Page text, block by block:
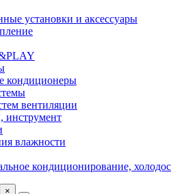
установки и аксессуары
кондиционеры
вентиляции
инструмент
влажности
кондиционирование,
×